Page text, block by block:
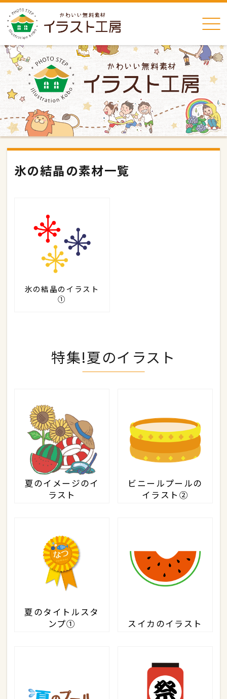
氷の結晶の素材一覧
氷の結晶のイラスト
①
特集!夏のイラスト
夏のイメージのイ
ラスト
ビニールプールの
イラスト②
夏のタイトルスタ
ンプ①
スイカのイラスト